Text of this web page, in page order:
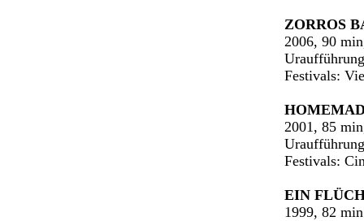
ZORROS
2006, 90
Festivals:
2001, 85
Festivals:
EIN
1999, 82 min